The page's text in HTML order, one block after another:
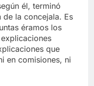
él, terminó
la concejala. Es
éramos los
que
en comisiones, ni